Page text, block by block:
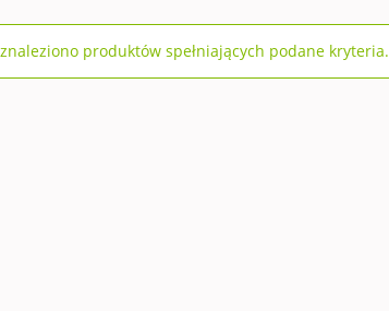
produktów spełniających podane kryteria.